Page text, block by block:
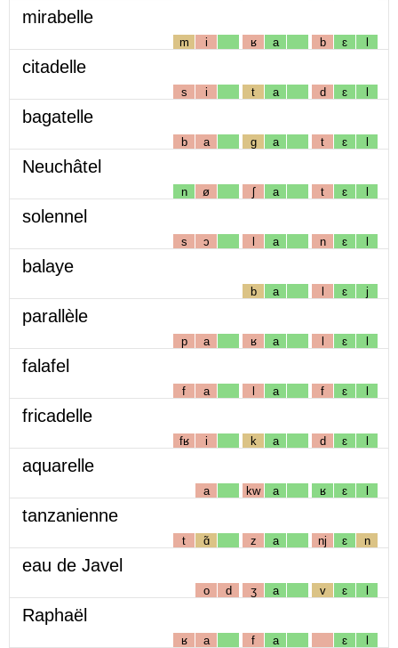
mirabelle
m i ʁ a b ɛ l
citadelle
s i t a d ɛ l
bagatelle
b a g a t ɛ l
Neuchâtel
n ø ʃ a t ɛ l
solennel
s ɔ l a n ɛ l
balaye
b a l ɛ j
parallèle
p a ʁ a l ɛ l
falafel
f a l a f ɛ l
fricadelle
fʁ i k a d ɛ l
aquarelle
a kw a ʁ ɛ l
tanzanienne
t ɑ̃ z a nj ɛ n
eau de Javel
o d ʒ a v ɛ l
Raphaël
ʁ a f a ɛ l